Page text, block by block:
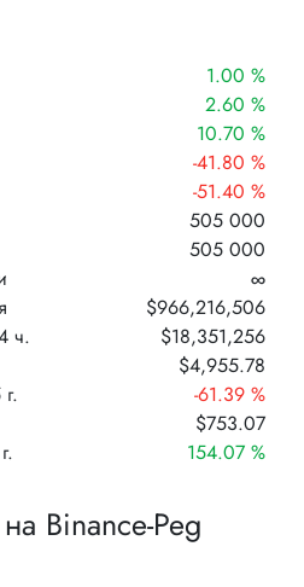
1.00 %
2.60 %
10.70 %
-41.80 %
-51.40 %
505 000
505 000
∞
$966,216,506
ч.
$18,351,256
$4,955.78
-61.39 %
$753.07
154.07 %
Binance-Peg